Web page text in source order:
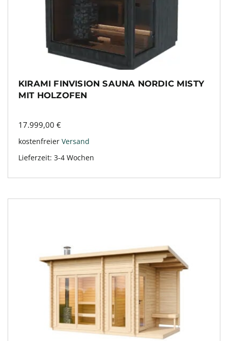
KIRAMI FINVISION SAUNA NORDIC MISTY
MIT HOLZOFEN
17.999,00 €
kostenfreier Versand
Lieferzeit: 3-4 Wochen